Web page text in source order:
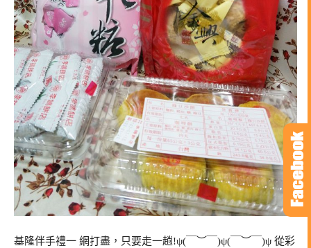
基隆伴手禮一 網打盡，只要走一趟!ψ(￣︶￣)ψ(￣︶￣)ψ 從彩